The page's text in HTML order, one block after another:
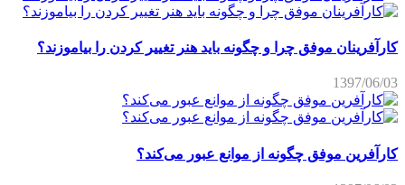
کارآفرینان موفق چرا و چگونه باید هنر تغییر کردن را بیاموزند؟
1397/06/03
کارآفرین موفق چگونه از موانع عبور می‌کند؟